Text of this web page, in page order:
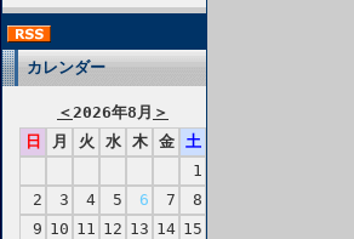
カレンダー
＜2026年8月 ＞
日
月 火 水 木 金
土
1
2
3 4 5 6 7
8
9 10 11 12 13 14 15